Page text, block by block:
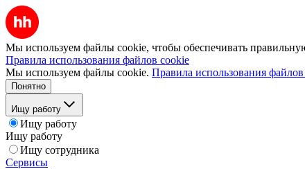
Мы используем файлы cookie, чтобы обеспечивать
Правила использования файлов cookie
Мы используем файлы cookie. Правила использования
Понятно
Ищу работу
Ищу работу
Ищу работу
Ищу сотрудника
Сервисы